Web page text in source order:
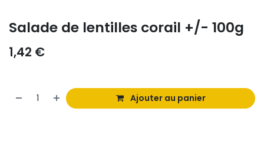
Salade de lentilles corail +/- 100g
1,42 €
Ajouter au panier